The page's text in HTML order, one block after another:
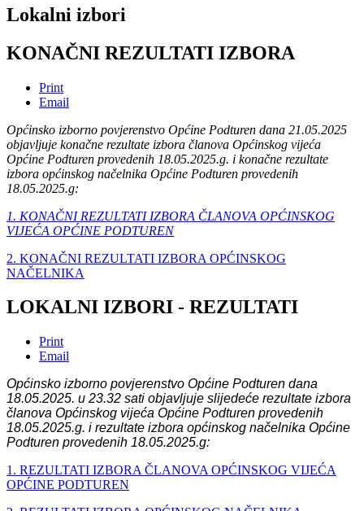
Lokalni izbori
KONAČNI REZULTATI IZBORA
Print
Email
Općinsko izborno povjerenstvo Općine Podturen dana 21.05.2025
objavljuje konačne rezultate izbora članova Općinskog vijeća
Općine Podturen provedenih 18.05.2025.g. i konačne rezultate
izbora općinskog načelnika Općine Podturen provedenih
18.05.2025.g:
1. KONAČNI REZULTATI IZBORA ČLANOVA OPĆINSKOG
VIJEĆA OPĆINE PODTUREN
2. KONAČNI REZULTATI IZBORA OPĆINSKOG
NAČELNIKA
LOKALNI IZBORI - REZULTATI
Print
Email
Općinsko izborno povjerenstvo Općine Podturen dana
18.05.2025. u 23.32 sati objavljuje slijedeće rezultate izbora
članova Općinskog vijeća Općine Podturen provedenih
18.05.2025.g. i rezultate izbora općinskog načelnika Općine
Podturen provedenih 18.05.2025.g:
1. REZULTATI IZBORA ČLANOVA OPĆINSKOG VIJEĆA
OPĆINE PODTUREN